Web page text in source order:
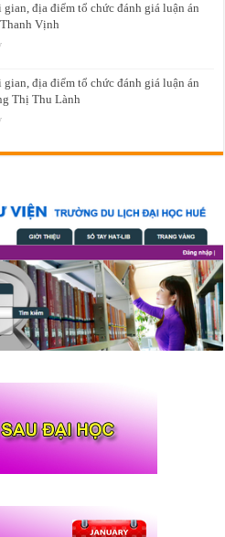
địa điểm tổ chức đánh giá luận án
Vịnh
địa điểm tổ chức đánh giá luận án
Thị Thu Lành